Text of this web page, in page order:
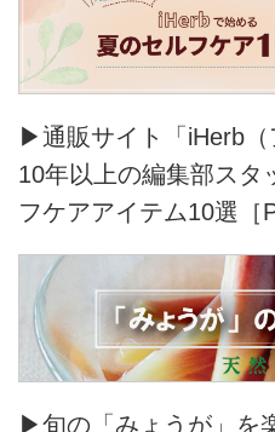
▶通販サイト「iHerb
10年以上の編集部スタ
フケアアイテム10選［
▶旬の「みょうが」を